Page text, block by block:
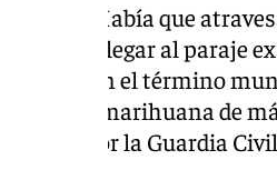
Había que
para llegar al paraje
, en el término
de marihuana de
por la Guardia